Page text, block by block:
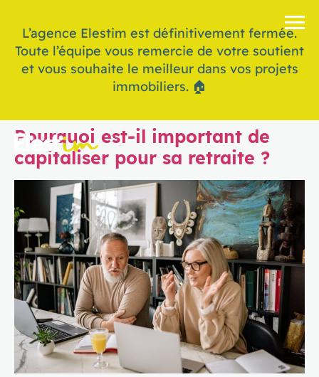
L’agence Elestim est définitivement fermée.
Toute l’équipe vous remercie de votre soutient
et vous souhaite le meilleur dans vos projets
immobiliers. 🏠
Pourquoi est-il important de
capitaliser pour sa retraite ?